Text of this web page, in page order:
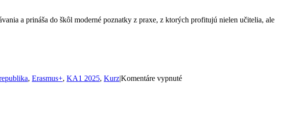
a prináša do škôl moderné poznatky z praxe, z ktorých profitujú nielen učitelia, ale
, Erasmus+, KA1 2025, Kurz|Komentáre vypnuténa